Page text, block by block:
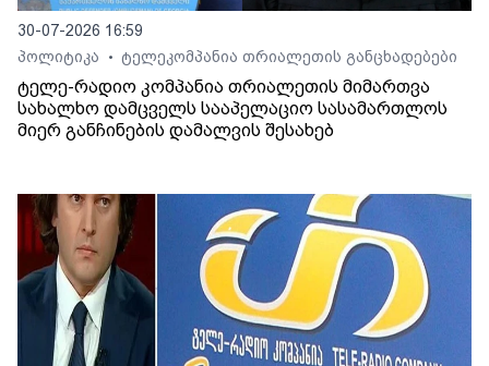
30-07-2026 16:59
პოლიტიკა
• ტელეკომპანია თრიალეთის განცხადებები
ტელე-რადიო კომპანია თრიალეთის მიმართვა
სახალხო დამცველს სააპელაციო სასამართლოს
მიერ განჩინების დამალვის შესახებ